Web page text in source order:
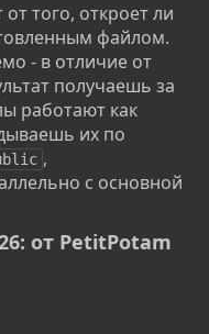
от того, откроет ли
файлом.
- в отличие от
получаешь за
работают как
их по
,
с основной
от PetitPotam